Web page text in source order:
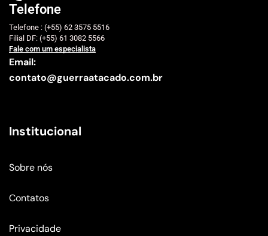
Telefone
Telefone : (+55) 62 3575 5516
Filial DF: (+55) 61 3082 5566
Fale com um especialista
Email:
contato@guerraatacado.com.br
Institucional
Sobre nós
Contatos
Privacidade